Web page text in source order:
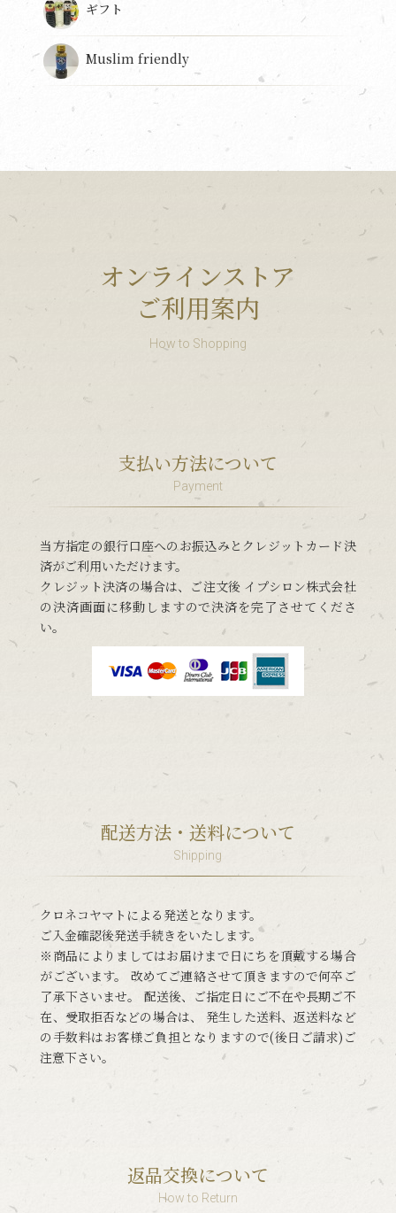
ギフト
Muslim friendly
オンラインストア
ご利用案内
How to Shopping
支払い方法について
Payment
当方指定の銀行口座へのお振込みとクレジットカード決
済がご利用いただけます。
クレジット決済の場合は、ご注文後 イプシロン株式会社
の決済画面に移動しますので決済を完了させてくださ
い。
配送方法・送料について
Shipping
クロネコヤマトによる発送となります。
ご入金確認後発送手続きをいたします。
※商品によりましてはお届けまで日にちを頂戴する場合
がございます。 改めてご連絡させて頂きますので何卒ご
了承下さいませ。 配送後、ご指定日にご不在や長期ご不
在、受取拒否などの場合は、 発生した送料、返送料など
の手数料はお客様ご負担となりますので(後日ご請求)ご
注意下さい。
返品交換について
How to Return